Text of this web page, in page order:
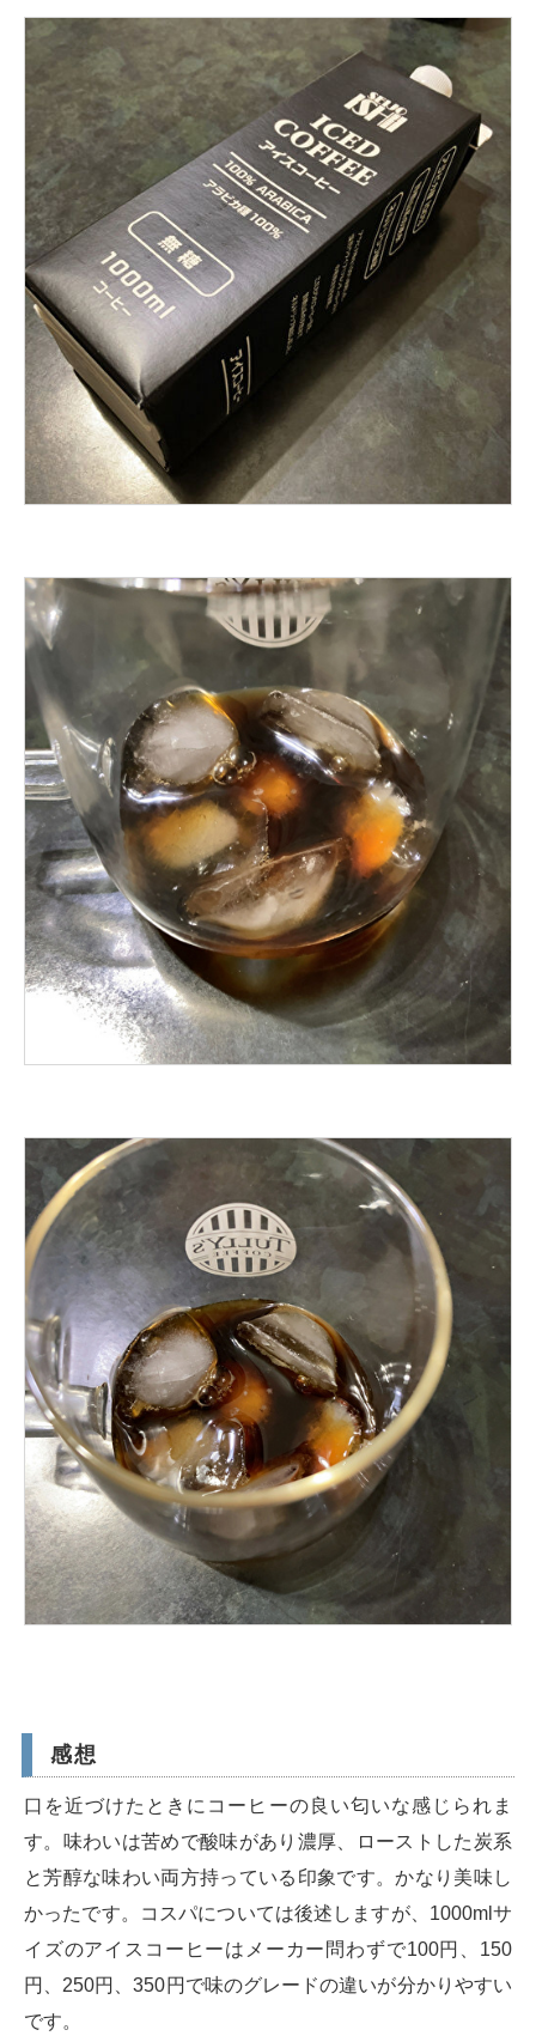
感想
口を近づけたときにコーヒーの良い匂いな感じられま
す。味わいは苦めで酸味があり濃厚、ローストした炭系
と芳醇な味わい両方持っている印象です。かなり美味し
かったです。コスパについては後述しますが、1000mlサ
イズのアイスコーヒーはメーカー問わずで100円、150
円、250円、350円で味のグレードの違いが分かりやすい
です。